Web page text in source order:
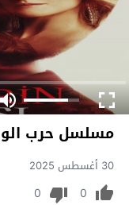
مسلسل حرب
30 أغسطس 2025
0
0